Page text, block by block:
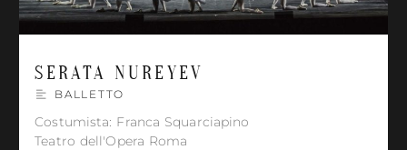
SERATA NUREYEV
BALLETTO
Costumista: Franca Squarciapino
Teatro dell'Opera Roma